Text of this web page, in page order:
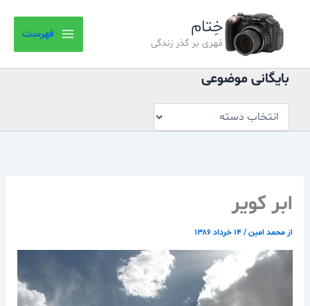
خِتام
مُهری بر گذر زندگی
فهرست
بایگانی موضوعی
موضوعی
ابر كوير
از محمد امین/۱۴ خرداد ۱۳۸۶